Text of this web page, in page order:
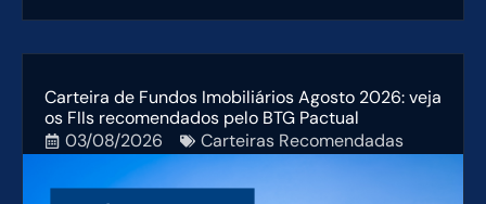
Carteira de Fundos Imobiliários Agosto 2026: veja
os FIIs recomendados pelo BTG Pactual
03/08/2026
Carteiras Recomendadas